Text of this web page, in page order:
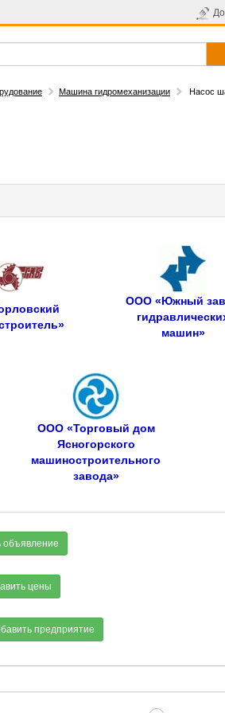
Машина гидромеханизации Насос
ООО «Южный
машин»
ООО «Торговый дом
Ясногорского
машиностроительного
завода»
объявление
цены
предприятие